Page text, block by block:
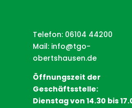
Telefon: 06104 44200
Mail: info@tgo-
obertshausen.de
Öffnungszeit der
Geschäftsstelle:
Dienstag von 14.30 bis